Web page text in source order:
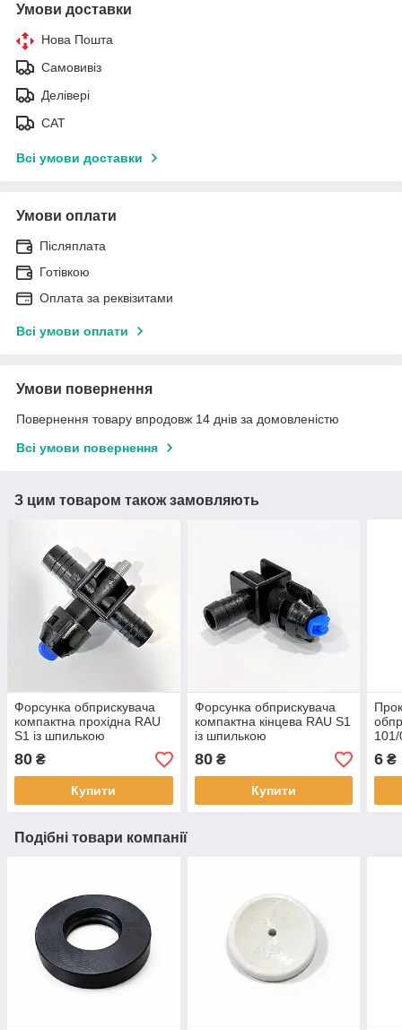
Умови доставки
Нова Пошта
Самовивіз
Делівері
САТ
Всі умови доставки
Умови оплати
Післяплата
Готівкою
Оплата за реквізитами
Всі умови оплати
Умови повернення
Повернення товару впродовж 14 днів за домовленістю
Всі умови повернення
З цим товаром також замовляють
Форсунка обприскувача
компактна прохідна RAU
S1 із шпилькою
Agroplast AP13S1.61
80 ₴
Купити
Форсунка обприскувача
компактна кінцева RAU S1
із шпилькою
Agroplast AP13S1.62
80₴
Купити
6 ₴
Подібні товари компанії